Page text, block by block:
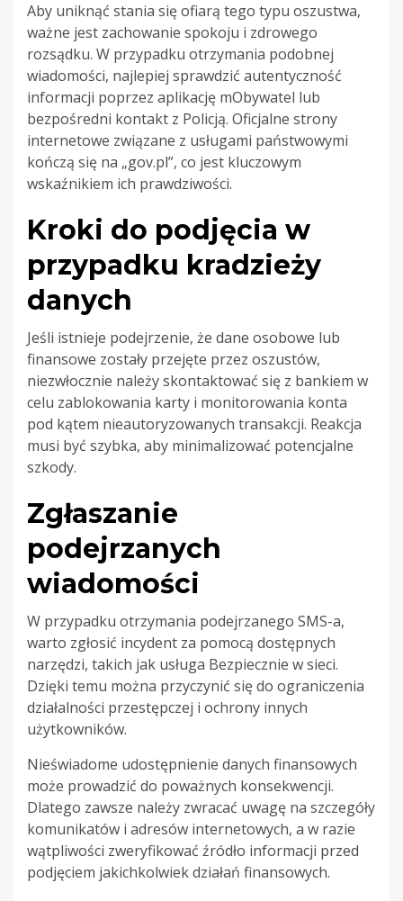
Aby uniknąć stania się ofiarą tego typu oszustwa,
ważne jest zachowanie spokoju i zdrowego
rozsądku. W przypadku otrzymania podobnej
wiadomości, najlepiej sprawdzić autentyczność
informacji poprzez aplikację mObywatel lub
bezpośredni kontakt z Policją. Oficjalne strony
internetowe związane z usługami państwowymi
kończą się na „gov.pl”, co jest kluczowym
wskaźnikiem ich prawdziwości.
Kroki do podjęcia w
przypadku kradzieży
danych
Jeśli istnieje podejrzenie, że dane osobowe lub
finansowe zostały przejęte przez oszustów,
niezwłocznie należy skontaktować się z bankiem w
celu zablokowania karty i monitorowania konta
pod kątem nieautoryzowanych transakcji. Reakcja
musi być szybka, aby minimalizować potencjalne
szkody.
Zgłaszanie
podejrzanych
wiadomości
W przypadku otrzymania podejrzanego SMS-a,
warto zgłosić incydent za pomocą dostępnych
narzędzi, takich jak usługa Bezpiecznie w sieci.
Dzięki temu można przyczynić się do ograniczenia
działalności przestępczej i ochrony innych
użytkowników.
Nieświadome udostępnienie danych finansowych
może prowadzić do poważnych konsekwencji.
Dlatego zawsze należy zwracać uwagę na szczegóły
komunikatów i adresów internetowych, a w razie
wątpliwości zweryfikować źródło informacji przed
podjęciem jakichkolwiek działań finansowych.